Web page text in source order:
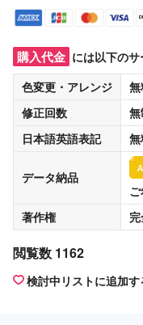
購入代金 には以下の
色変更・アレンジ
修正回数
日本語英語表記
データ納品
著作権
閲覧数 1162
検討中リストに追加す